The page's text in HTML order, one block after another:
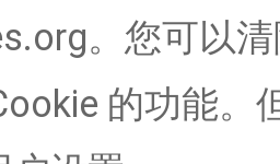
。您可以
的功能。